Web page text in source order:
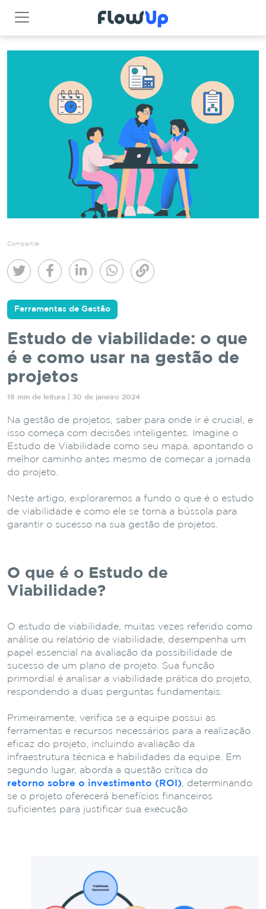
Compartile
Ferramentas de Gestão
Estudo de viabilidade: o que
é e como usar na gestão de
projetos
18 min de leitura | 30 de janeiro 2024
Na gestão de projetos, saber para onde ir é crucial, e
isso começa com decisões inteligentes. Imagine o
Estudo de Viabilidade como seu mapa, apontando o
melhor caminho antes mesmo de começar a jornada
do projeto.
Neste artigo, exploraremos a fundo o que é o estudo
de viabilidade e como ele se torna a bússola para
garantir o sucesso na sua gestão de projetos.
O que é o Estudo de
Viabilidade?
O estudo de viabilidade, muitas vezes referido como
análise ou relatório de viabilidade, desempenha um
papel essencial na avaliação da possibilidade de
sucesso de um plano de projeto. Sua função
primordial é analisar a viabilidade prática do projeto,
respondendo a duas perguntas fundamentais.
Primeiramente, verifica se a equipe possui as
ferramentas e recursos necessários para a realização
eficaz do projeto, incluindo avaliação da
infraestrutura técnica e habilidades da equipe. Em
segundo lugar, aborda a questão crítica do
retorno sobre o investimento (ROI) , determinando
se o projeto oferecerá benefícios financeiros
suficientes para justificar sua execução.